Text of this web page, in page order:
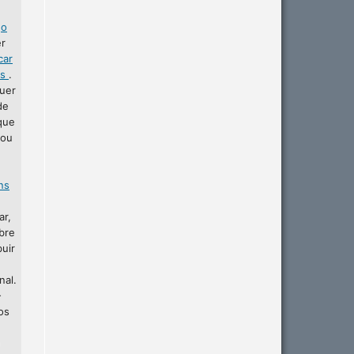
o
.